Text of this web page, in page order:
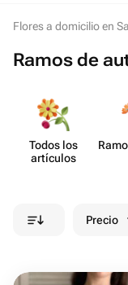
Flores a domicilio en
Ramos de
Todos los
artículos
Precio